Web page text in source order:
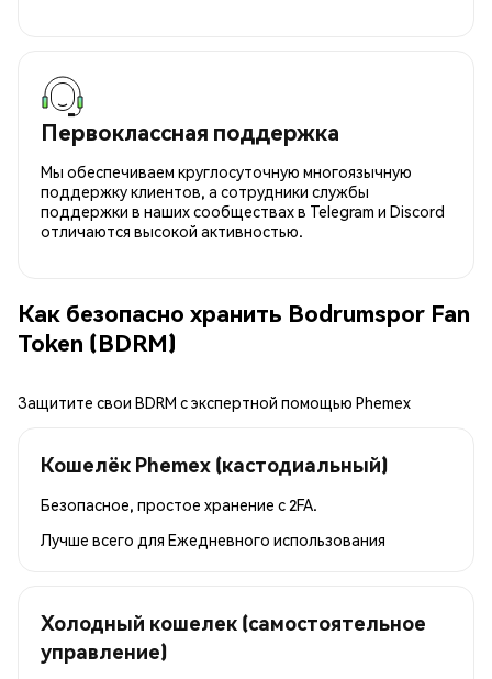
Первоклассная поддержка
Мы обеспечиваем круглосуточную многоязычную
поддержку клиентов, а сотрудники службы
поддержки в наших сообществах в Telegram и Discord
отличаются высокой активностью.
Как безопасно хранить Bodrumspor Fan
Token (BDRM)
Защитите свои BDRM с экспертной помощью Phemex
Кошелёк Phemex (кастодиальный)
Безопасное, простое хранение с 2FA.
Лучше всего для Ежедневного использования
Холодный кошелек (самостоятельное
управление)